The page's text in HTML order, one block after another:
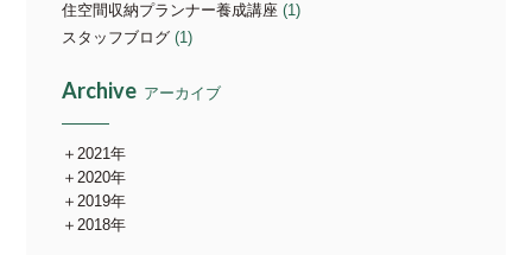
住空間収納プランナー養成講座 (1)
スタッフブログ (1)
Archive アーカイブ
2021年
2020年
2019年
2018年